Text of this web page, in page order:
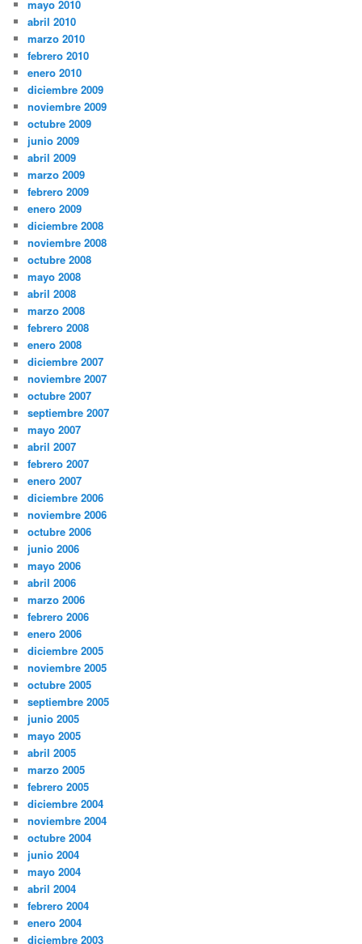
mayo 2010
abril 2010
marzo 2010
febrero 2010
enero 2010
diciembre 2009
noviembre 2009
octubre 2009
junio 2009
abril 2009
marzo 2009
febrero 2009
enero 2009
diciembre 2008
noviembre 2008
octubre 2008
mayo 2008
abril 2008
marzo 2008
febrero 2008
enero 2008
diciembre 2007
noviembre 2007
octubre 2007
septiembre 2007
mayo 2007
abril 2007
febrero 2007
enero 2007
diciembre 2006
noviembre 2006
octubre 2006
junio 2006
mayo 2006
abril 2006
marzo 2006
febrero 2006
enero 2006
diciembre 2005
noviembre 2005
octubre 2005
septiembre 2005
junio 2005
mayo 2005
abril 2005
marzo 2005
febrero 2005
diciembre 2004
noviembre 2004
octubre 2004
junio 2004
mayo 2004
abril 2004
febrero 2004
enero 2004
diciembre 2003